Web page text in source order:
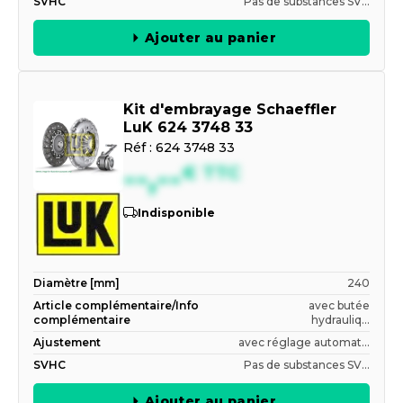
Ajouter au panier
Kit d'embrayage Schaeffler
LuK 624 3748 33
Réf : 624 3748 33
--,--€ TTC
Indisponible
Diamètre [mm]
240
Article complémentaire/Info
complémentaire
avec butée
hydrauliq...
Ajustement
avec réglage automat...
SVHC
Pas de substances SV...